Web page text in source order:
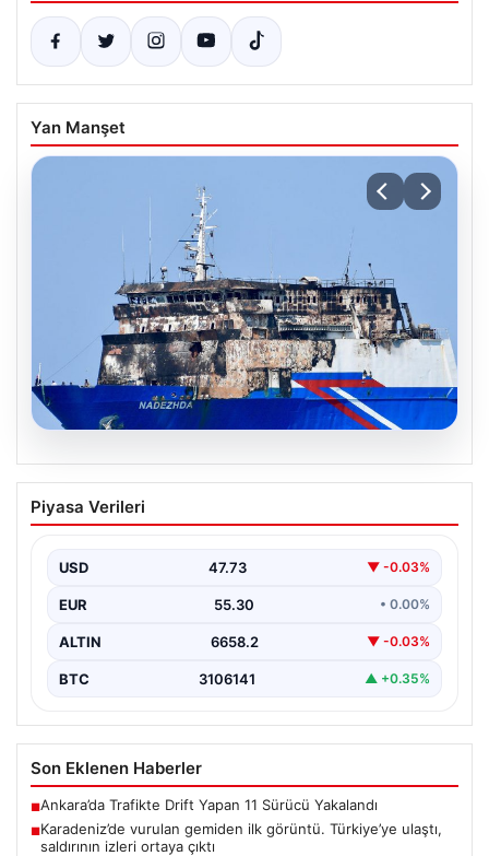
Yan Manşet
Karadeniz’de vurulan gemiden ilk
görüntü. Türkiye’ye ulaştı, saldırının
{ “title”: “Karadeniz’de vurulan gemiden ilk detaylar ve
Piyasa Verileri
USD 47.73 ▼ -0.03%
EUR 55.30 • 0.00%
ALTIN 6658.2 ▼ -0.03%
BTC 3106141 ▲ +0.35%
Son Eklenen Haberler
■Ankara’da Trafikte Drift Yapan 11 Sürücü Yakalandı
■Karadeniz’de vurulan gemiden ilk görüntü. Türkiye’ye ulaştı,
saldırının izleri ortaya çıktı